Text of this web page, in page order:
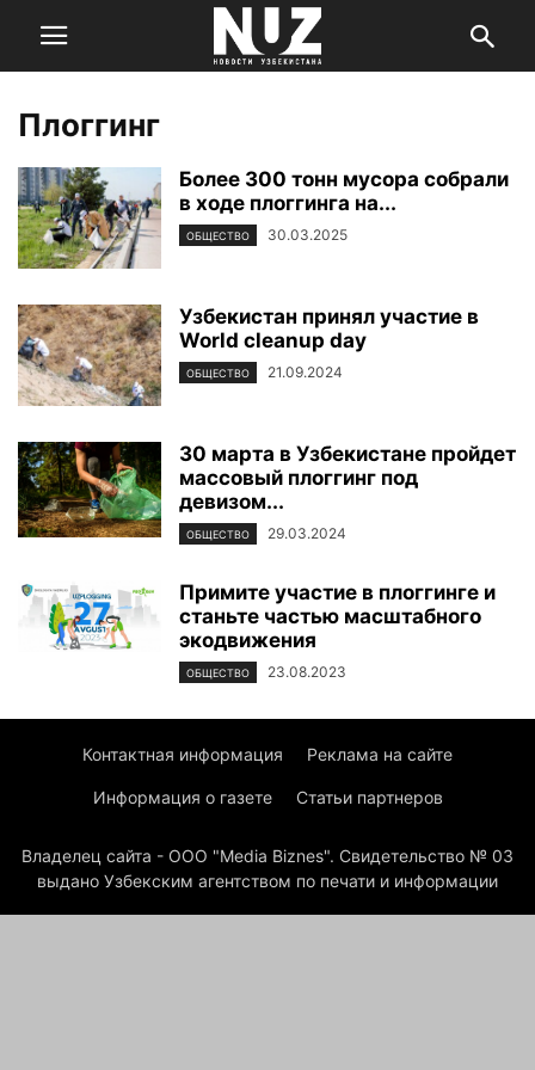
Плоггинг
Более 300 тонн мусора собрали
в ходе плоггинга на...
ОБЩЕСТВО 30.03.2025
Узбекистан принял участие в
World cleanup day
ОБЩЕСТВО 21.09.2024
30 марта в Узбекистане пройдет
массовый плоггинг под
девизом...
ОБЩЕСТВО 29.03.2024
Примите участие в плоггинге и
станьте частью масштабного
экодвижения
ОБЩЕСТВО 23.08.2023
Контактная информация Реклама на сайте
Информация о газете Статьи партнеров
Владелец сайта - ООО "Media Biznes". Свидетельство № 03
выдано Узбекским агентством по печати и информации